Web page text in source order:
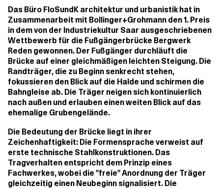
Das Büro FloSundK architektur und urbanistik hat in
Zusammenarbeit mit Bollinger+Grohmann den 1. Preis
in dem von der Industriekultur Saar ausgeschriebenen
Wettbewerb für die Fußgängerbrücke Bergwerk
Reden gewonnen. Der Fußgänger durchläuft die
Brücke auf einer gleichmäßigen leichten Steigung. Die
Randträger, die zu Beginn senkrecht stehen,
fokussieren den Blick auf die Halde und schirmen die
Bahngleise ab. Die Träger neigen sich kontinuierlich
nach außen und erlauben einen weiten Blick auf das
ehemalige Grubengelände.
Die Bedeutung der Brücke liegt in ihrer
Zeichenhaftigkeit: Die Formensprache verweist auf
erste technische Stahlkonstruktionen. Das
Tragverhalten entspricht dem Prinzip eines
Fachwerkes, wobei die "freie" Anordnung der Träger
gleichzeitig einen Neubeginn signalisiert. Die